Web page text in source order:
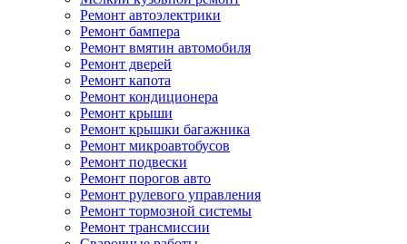
Ремонт автоэлектрики
Ремонт бампера
Ремонт вмятин автомобиля
Ремонт дверей
Ремонт капота
Ремонт кондиционера
Ремонт крыши
Ремонт крышки багажника
Ремонт микроавтобусов
Ремонт подвески
Ремонт порогов авто
Ремонт рулевого управления
Ремонт тормозной системы
Ремонт трансмиссии